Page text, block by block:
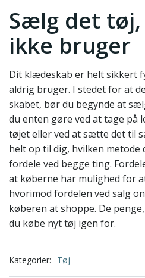
Sælg det
ikke bruger
Dit klædeskab er helt sikkert
aldrig bruger. I stedet for at
skabet, bør du begynde at
du enten gøre ved at tage på
tøjet eller ved at sætte det til
helt op til dig, hvilken
fordele ved begge ting.
at køberne har mulighed for
hvorimod fordelen ved salg
køberen at shoppe. De
du købe nyt tøj igen for.
Kategorier: Tøj